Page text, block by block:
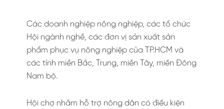
Các doanh nghiệp nông nghiệp, các tổ chức
Hội ngành nghề, các đơn vị sản xuất sản
phẩm phục vụ nông nghiệp của TP.HCM và
các tỉnh miền Bắc, Trung, miền Tây, miền Đông
Nam bộ.
Hội chợ nhằm hỗ trợ nông dân có điều kiện